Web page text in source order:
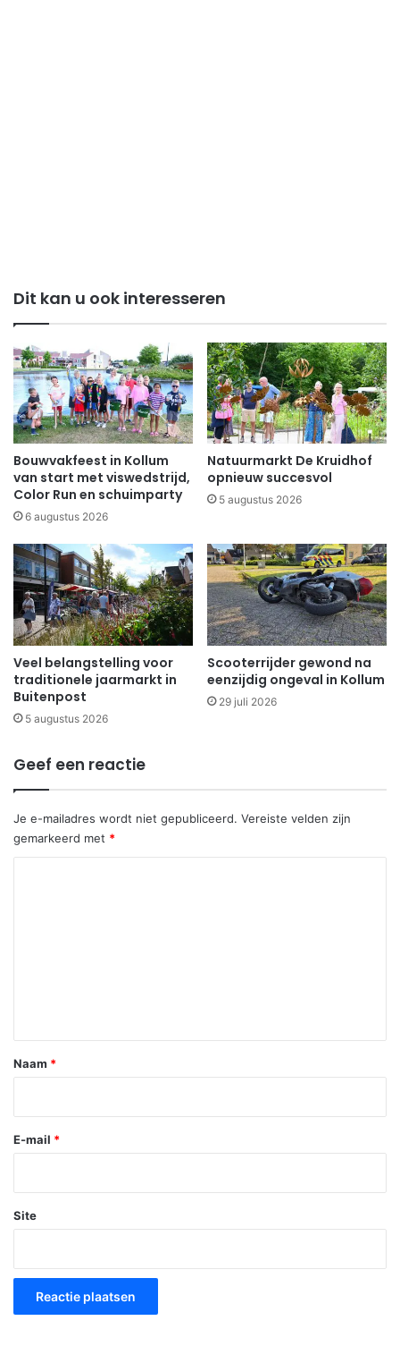
Dit kan u ook interesseren
Bouwvakfeest in Kollum
van start met viswedstrijd,
Color Run en schuimparty
6 augustus 2026
Natuurmarkt De Kruidhof
opnieuw succesvol
5 augustus 2026
Veel belangstelling voor
traditionele jaarmarkt in
Buitenpost
5 augustus 2026
Scooterrijder gewond na
eenzijdig ongeval in Kollum
29 juli 2026
Geef een reactie
Je e-mailadres wordt niet gepubliceerd. Vereiste velden zijn
gemarkeerd met *
*
Naam *
E-mail *
Site